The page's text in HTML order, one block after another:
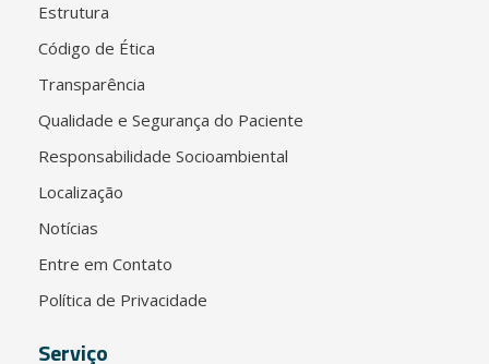
Estrutura
Código de Ética
Transparência
Qualidade e Segurança do Paciente
Responsabilidade Socioambiental
Localização
Notícias
Entre em Contato
Política de Privacidade
Serviço